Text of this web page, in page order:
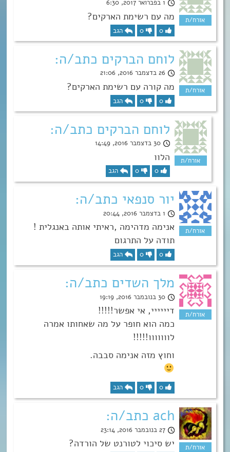
1 בפברואר 2017, 6:30
מה עם רשימת הארקים?
0
0 הגב
לוחם הברקים כתב/ה:
26 בדצמבר 2016, 21:06
מה קורה עם רשימת הארקים?
0
0 הגב
לוחם הברקים כתב/ה:
30 בדצמבר 2016, 14:49
הלוו
0
0 הגב
יור סנפאי כתב/ה:
1 בדצמבר 2016, 20:44
אנימה מדהימה ,ראיתי אותה באנגלית !
תודה על התרגום
0
0 הגב
מלך השדים כתב/ה:
30 בנובמבר 2016, 19:19
דיייייי, אי אפשר!!!!!
כמה הוא חופר על מה שאחותו אמרה
לווווווו!!!!!
וחוץ מזה אנימה סבבה.
0
0 הגב
ach כתב/ה:
27 בנובמבר 2016, 23:14
יש סיכוי לטורנט של הורדה?